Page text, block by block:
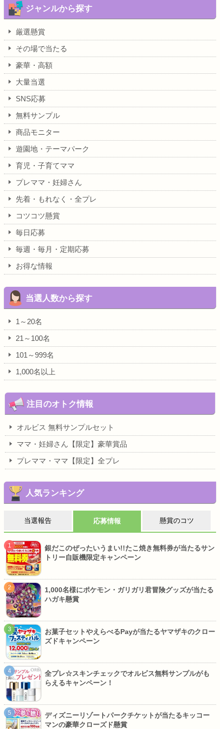
ジャンルから探す
厳選懸賞
その場で当たる
豪華・高額
大量当選
SNS応募
無料サンプル
商品モニター
遊園地・テーマパーク
育児・子育てママ
プレママ・妊婦さん
先着・もれなく・全プレ
コツコツ懸賞
毎日応募
毎週・毎月・定期応募
お得な情報
当選人数から探す
1～20名
21～100名
101～999名
1,000名以上
注目のオトク情報
オルビス 無料サンプルセット
ママ・妊婦さん【限定】豪華賞品
プレママ・ママ【限定】全プレ
人気ランキング
当選報告 応募情報 懸賞のコツ
銀だこのぜったいうまい!!たこ焼き無料券が当たるサン
トリー自販機限定キャンペーン
1,000名様にポケモン・ガリガリ君冒険グッズが当たる
ハガキ懸賞
お菓子セットやえらべるPayが当たるヤマザキのクロー
ズドキャンペーン
全プレ☆スキンチェックでオルビス無料サンプルがも
らえるキャンペーン！
ディズニーリゾートパークチケットが当たるキッコー
マンの豪華クローズド懸賞